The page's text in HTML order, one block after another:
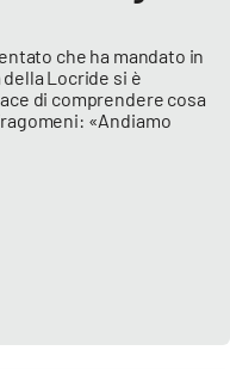
che ha mandato in
Locride si è
di comprendere cosa
«Andiamo